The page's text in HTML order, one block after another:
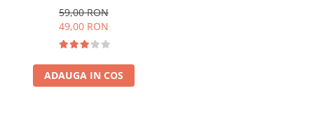
59,00 RON
49,00 RON
ADAUGA IN COS